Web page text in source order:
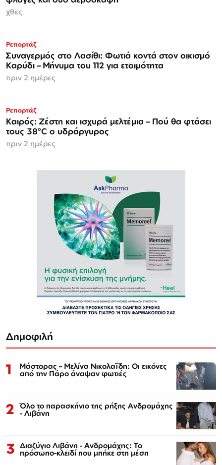
χθες
Ρεπορτάζ
Συναγερμός στο Λασίθι: Φωτιά κοντά στον οικισμό
Καρύδι – Μήνυμα του 112 για ετοιμότητα
πριν 2 ημέρες
Ρεπορτάζ
Καιρός: Ζέστη και ισχυρά μελτέμια – Πού θα φτάσει
τους 38°C ο υδράργυρος
πριν 2 ημέρες
Δημοφιλή
1 Μάστορας – Μελίνα Νικολαΐδη: Οι εικόνες
από την Πάρο άναψαν φωτιές
2 Όλο το παρασκήνιο της ρήξης Ανδρομάχης
- Λιβάνη
3 Διαζύγιο Λιβάνη - Ανδρομάχης: Το
πρόσωπο-κλειδί που μπήκε στη μέση